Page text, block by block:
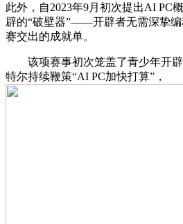
此外，自2023年9月初次提出AI PC
辟的“破壁器”——开辟者无需深挚
赛交出的成就单。
该项赛事初次笼盖了青少年开辟
特尔持续鞭策“AI PC加快打算”，